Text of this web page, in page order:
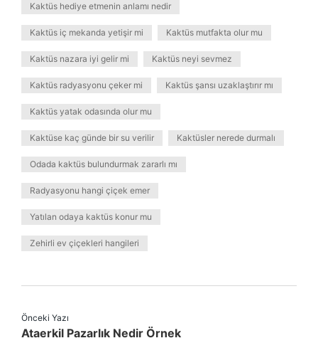
Kaktüs hediye etmenin anlamı nedir
Kaktüs iç mekanda yetişir mi Kaktüs mutfakta olur mu
Kaktüs nazara iyi gelir mi Kaktüs neyi sevmez
Kaktüs radyasyonu çeker mi Kaktüs şansı uzaklaştırır mı
Kaktüs yatak odasında olur mu
Kaktüse kaç günde bir su verilir Kaktüsler nerede durmalı
Odada kaktüs bulundurmak zararlı mı
Radyasyonu hangi çiçek emer
Yatılan odaya kaktüs konur mu
Zehirli ev çiçekleri hangileri
Önceki Yazı
Ataerkil Pazarlık Nedir Örnek